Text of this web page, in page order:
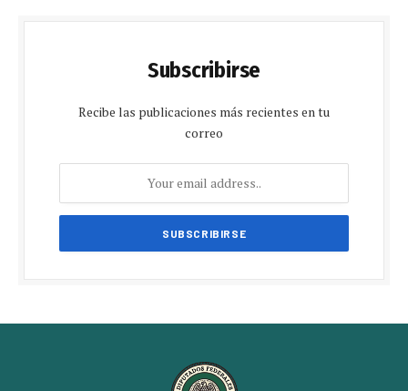
Subscribirse
Recibe las publicaciones más recientes en tu
correo